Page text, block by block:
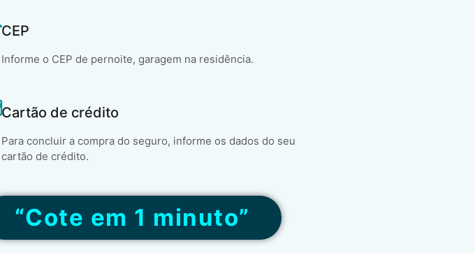
CEP
Informe o CEP de pernoite, garagem na residência.
Cartão de crédito
Para concluir a compra do seguro, informe os dados do seu
cartão de crédito.
“Cote em 1 minuto”